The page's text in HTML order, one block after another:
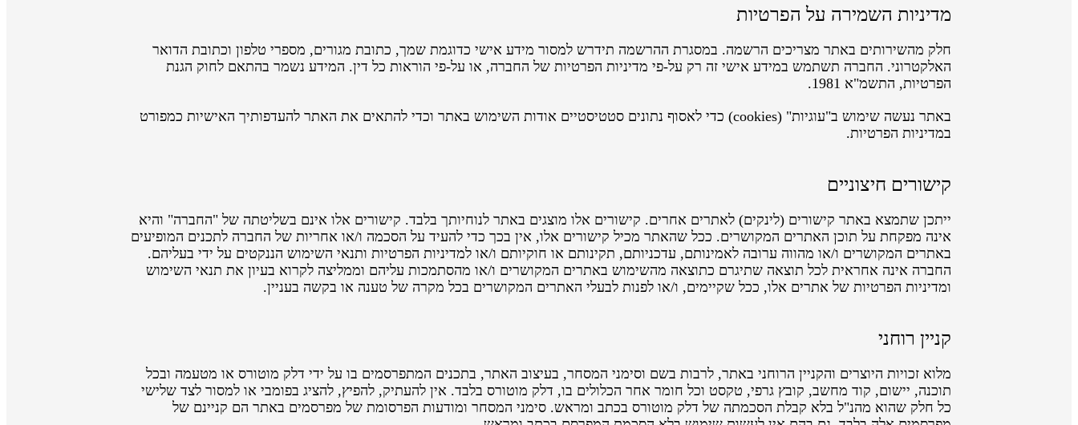
מדיניות השמירה על הפרטיות
חלק מהשירותים באתר מצריכים הרשמה. במסגרת ההרשמה תידרש למסור מידע אישי כדוגמת שמך, כתובת מגורים, מספרי טלפון וכתובת הדואר
האלקטרוני. החברה תשתמש במידע אישי זה רק על-פי מדיניות הפרטיות של החברה, או על-פי הוראות כל דין. המידע נשמר בהתאם לחוק הגנת
הפרטיות, התשמ"א 1981.
באתר נעשה שימוש ב"עוגיות" (cookies) כדי לאסוף נתונים סטטיסטיים אודות השימוש באתר וכדי להתאים את האתר להעדפותיך האישיות כמפורט
במדיניות הפרטיות.
קישורים חיצוניים
ייתכן שתמצא באתר קישורים (לינקים) לאתרים אחרים. קישורים אלו מוצגים באתר לנוחיותך בלבד. קישורים אלו אינם בשליטתה של "החברה" והיא
אינה מפקחת על תוכן האתרים המקושרים. ככל שהאתר מכיל קישורים אלו, אין בכך כדי להעיד על הסכמה ו/או אחריות של החברה לתכנים המופיעים
באתרים המקושרים ו/או מהווה ערובה לאמינותם, עדכניותם, תקינותם או חוקיותם ו/או למדיניות הפרטיות ותנאי השימוש הננקטים על ידי בעליהם.
החברה אינה אחראית לכל תוצאה שתיגרם כתוצאה מהשימוש באתרים המקושרים ו/או מהסתמכות עליהם וממליצה לקרוא בעיון את תנאי השימוש
ומדיניות הפרטיות של אתרים אלו, ככל שקיימים, ו/או לפנות לבעלי האתרים המקושרים בכל מקרה של טענה או בקשה בעניין.
קניין רוחני
מלוא זכויות היוצרים והקניין הרוחני באתר, לרבות בשם וסימני המסחר, בעיצוב האתר, בתכנים המתפרסמים בו על ידי דלק מוטורס או מטעמה ובכל
תוכנה, יישום, קוד מחשב, קובץ גרפי, טקסט וכל חומר אחר הכלולים בו, דלק מוטורס בלבד. אין להעתיק, להפיץ, להציג בפומבי או למסור לצד שלישי
כל חלק שהוא מהנ"ל בלא קבלת הסכמתה של דלק מוטורס בכתב ומראש. סימני המסחר ומודעות הפרסומת של מפרסמים באתר הם קניינם של